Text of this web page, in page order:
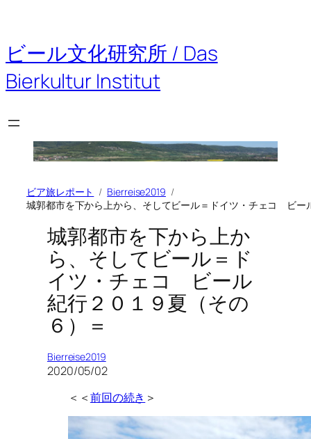
を
ス
キ
ッ
ビール文化研究所 / Das
Bierkultur Institut
ビア旅レポート
Bierreise2019
城郭都市を下から上から、そしてビール＝ドイツ・チェコ ビー
城郭都市を下から上か
ら、そしてビール＝ド
イツ・チェコ ビール
紀行２０１９夏（その
６）＝
Bierreise2019
2020/05/02
＜＜前回の続き ＞